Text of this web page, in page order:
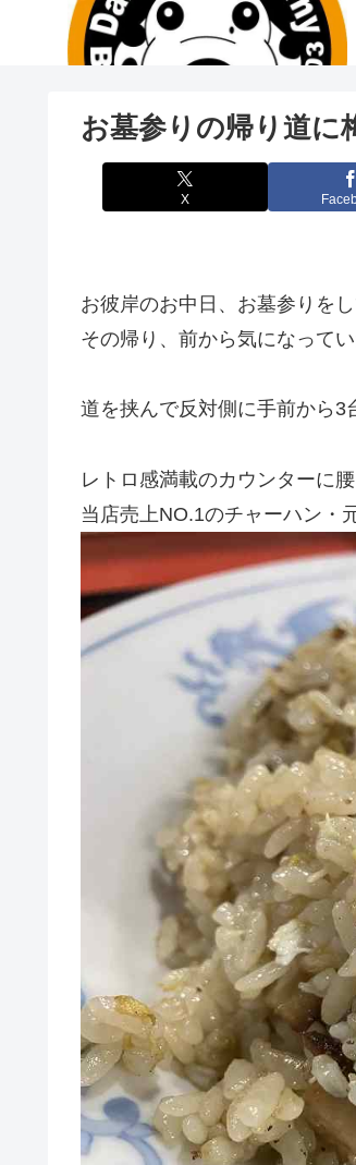
お墓参りの帰り道に
X
お彼岸のお中日、お墓参りを
その帰り、前から気になって
道を挟んで反対側に手前から3
レトロ感満載のカウンターに腰
当店売上NO.1のチャーハン・